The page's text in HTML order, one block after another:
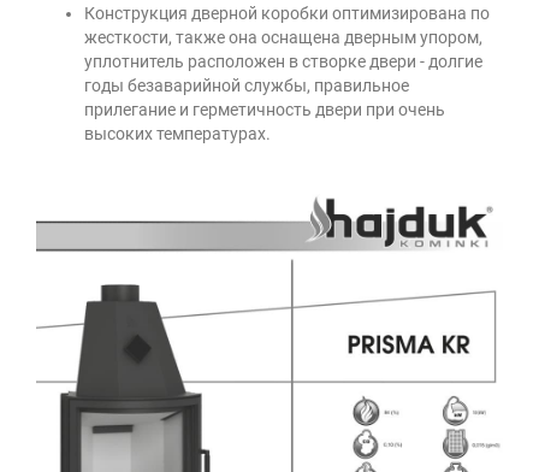
Конструкция дверной коробки оптимизирована по
жесткости, также она оснащена дверным упором,
уплотнитель расположен в створке двери - долгие
годы безаварийной службы, правильное
прилегание и герметичность двери при очень
высоких температурах.